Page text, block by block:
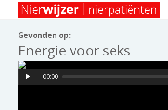
Gevonden op:
Energie voor seks
00:00